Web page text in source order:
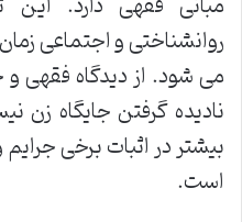
روانشناختی و اجتماعی
می شود. از دیدگاه فقهی
نادیده گرفتن جایگاه زن
بیشتر در اثبات برخی
است.